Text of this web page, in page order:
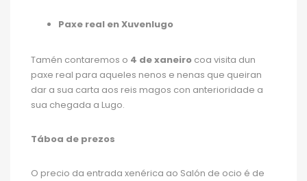
Paxe real en Xuvenlugo
Tamén contaremos o 4 de xaneiro coa visita dun
paxe real para aqueles nenos e nenas que queiran
dar a sua carta aos reis magos con anterioridade a
sua chegada a Lugo.
Táboa de prezos
O precio da entrada xenérica ao Salón de ocio é de